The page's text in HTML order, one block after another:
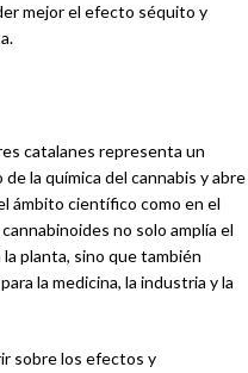
mejor el efecto séquito y
catalanes representa un
la química del cannabis y abre
ámbito científico como en el
no solo amplía el
planta, sino que también
la medicina, la industria y la
sobre los efectos y